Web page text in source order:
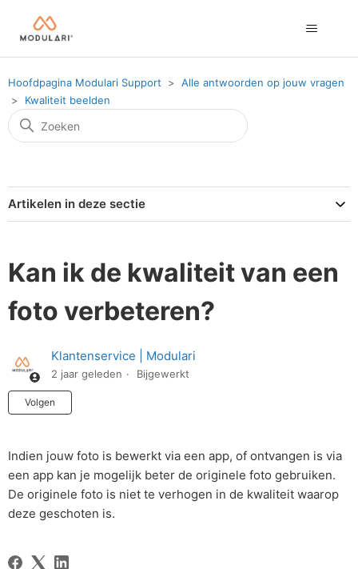
Hoofdpagina Modulari Support
Alle antwoorden op jouw vragen
Kwaliteit beelden
Artikelen in deze sectie
Kan ik de kwaliteit van een
foto verbeteren?
Klantenservice | Modulari
2 jaar geleden Bijgewerkt
Volgen
Indien jouw foto is bewerkt via een app, of ontvangen is via
een app kan je mogelijk beter de originele foto gebruiken.
De originele foto is niet te verhogen in de kwaliteit waarop
deze geschoten is.